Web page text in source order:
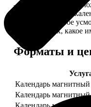
— В кружочек на
одной из страниц
выбирают на свое
комментариях, какое
Форматы и
Календарь
Календарь
Календарь